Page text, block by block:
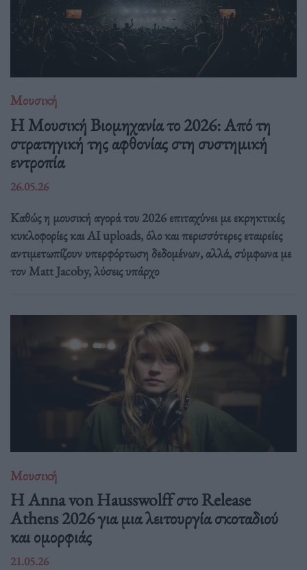
Μουσική
Η Μουσική Βιομηχανία το 2026: Από τη
στρατηγική της αφθονίας στη συστημική
εντροπία
26.05.26
Καθώς η μουσική αγορά του 2026 επιταχύνει με εκρηκτικές
κυκλοφορίες και AI uploads, όλο και περισσότερες εταιρείες
αντιμετωπίζουν υπερφόρτωση δεδομένων, αλλά, σύμφωνα με
τον Matt Jacoby, λύσεις υπάρχο
Μουσική
Η Anna von Hausswolff στο Release
Athens 2026 για μια λειτουργία σκοταδιού
και ομορφιάς
21.05.26